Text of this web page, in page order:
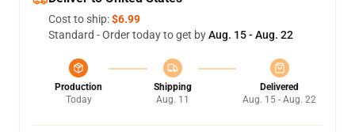
Cost to ship:$6.99
Standard - Order today to get byAug. 15 - Aug. 22
Production
Today
Shipping
Aug. 11
Delivered
Aug. 15 - Aug. 22